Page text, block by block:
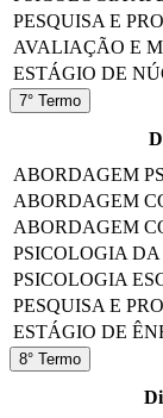
PESQUISA E
AVALIAÇÃO E
ESTÁGIO DE
7° Termo
ABORDAGEM
ABORDAGEM
ABORDAGEM
PSICOLOGIA
PSICOLOGIA
PESQUISA E
ESTÁGIO DE
8° Termo